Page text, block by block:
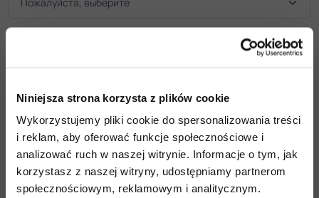
Niniejsza strona korzysta z plików cookie
Wykorzystujemy pliki cookie do spersonalizowania treści
i reklam, aby oferować funkcje społecznościowe i
analizować ruch w naszej witrynie. Informacje o tym, jak
korzystasz z naszej witryny, udostępniamy partnerom
społecznościowym, reklamowym i analitycznym.
Отменить заявку
*Подавая заявку, я подтверждаю, что специализация будет
открыта только при наборе необходимого количества
абитуриентов. В противном случае университет может